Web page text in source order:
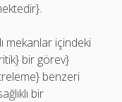
mekanlar içindeki
bir görev}
benzeri
bir